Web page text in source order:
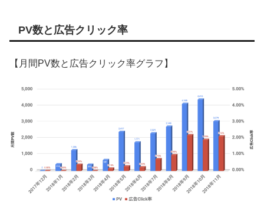
PV数と広告クリック率
【月間PV数と広告クリック率グラフ】